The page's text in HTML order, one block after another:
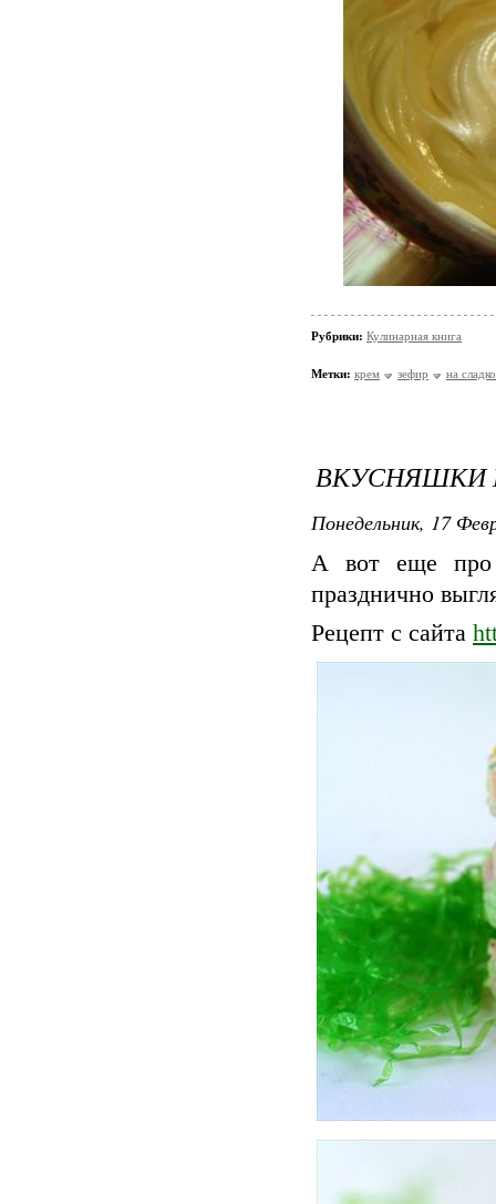
Рубрики: Кулинарная книга
Метки: крем зефир на
ВКУСНЯШКИ
Понедельник, 17
А вот еще про
празднично
Рецепт с сайта